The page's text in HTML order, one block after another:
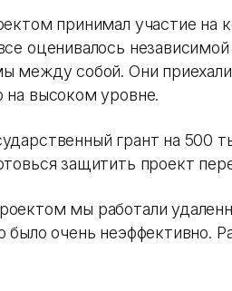
принимал участие на
оценивалось
между собой. Они
высоком уровне.
грант на
защитить проект
мы работали
было очень неэффективно.